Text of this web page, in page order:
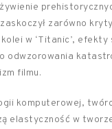
zarówno
w ‘Titanic’, efekty
odwzorowania
filmu.
komputerowej,
elastyczność w